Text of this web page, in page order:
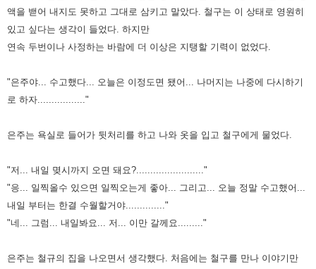
액을 밷어 내지도 못하고 그대로 삼키고 말았다. 철구는 이 상태로 영원히
있고 싶다는 생각이 들었다. 하지만
연속 두번이나 사정하는 바람에 더 이상은 지탱할 기력이 없었다.
"은주야... 수고했다... 오늘은 이정도면 됐어... 나머지는 나중에 다시하기
로 하자................."
은주는 욕실로 들어가 뒷처리를 하고 나와 옷을 입고 철구에게 물었다.
"저... 내일 몆시까지 오면 돼요?........................"
"응... 일찍올수 있으면 일찍오는게 좋아... 그리고... 오늘 정말 수고했어...
내일 부터는 한결 수월할거야.............."
"네... 그럼... 내일봐요... 저... 이만 갈께요........."
은주는 철규의 집을 나오면서 생각했다. 처음에는 철구를 만나 이야기만